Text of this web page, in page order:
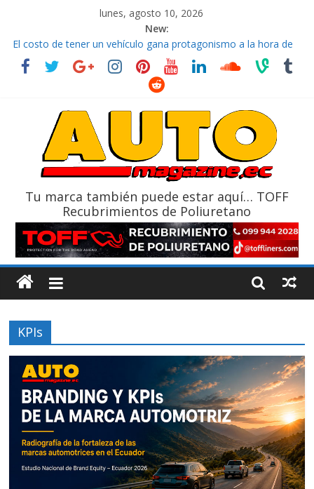
lunes, agosto 10, 2026
New:
La FEDAK recibe 12 Sinotruk Bolden para cubrir las rutas de La
Vuelta
El costo de tener un vehículo gana protagonismo a la hora de
¿Qué puede pasar con tu vehículo si permanece varios días sin
La Vuelta al Ecuador 2026, edición 47ª, recorre 7 provincias en 8
Tu marca también puede estar aquí… TOFF
Recubrimientos de Poliuretano
KPIs